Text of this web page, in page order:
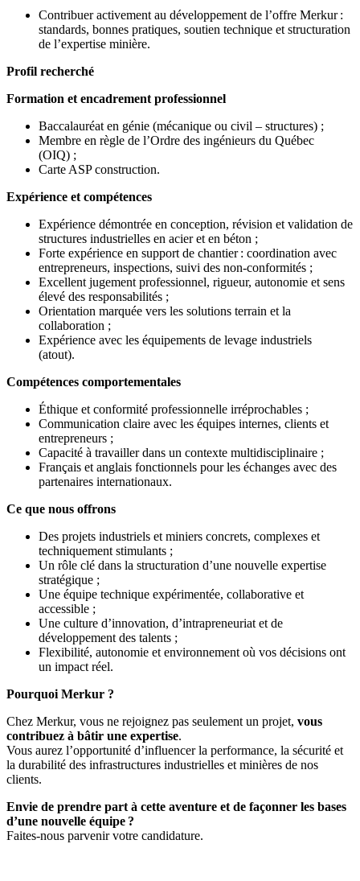
Contribuer activement au développement de l’offre Merkur :
standards, bonnes pratiques, soutien technique et structuration
de l’expertise minière.
Profil recherché
Formation et encadrement professionnel
Baccalauréat en génie (mécanique ou civil – structures) ;
Membre en règle de l’Ordre des ingénieurs du Québec
(OIQ) ;
Carte ASP construction.
Expérience et compétences
Expérience démontrée en conception, révision et validation de
structures industrielles en acier et en béton ;
Forte expérience en support de chantier : coordination avec
entrepreneurs, inspections, suivi des non-conformités ;
Excellent jugement professionnel, rigueur, autonomie et sens
élevé des responsabilités ;
Orientation marquée vers les solutions terrain et la
collaboration ;
Expérience avec les équipements de levage industriels
(atout).
Compétences comportementales
Éthique et conformité professionnelle irréprochables ;
Communication claire avec les équipes internes, clients et
entrepreneurs ;
Capacité à travailler dans un contexte multidisciplinaire ;
Français et anglais fonctionnels pour les échanges avec des
partenaires internationaux.
Ce que nous offrons
Des projets industriels et miniers concrets, complexes et
techniquement stimulants ;
Un rôle clé dans la structuration d’une nouvelle expertise
stratégique ;
Une équipe technique expérimentée, collaborative et
accessible ;
Une culture d’innovation, d’intrapreneuriat et de
développement des talents ;
Flexibilité, autonomie et environnement où vos décisions ont
un impact réel.
Pourquoi Merkur ?
Chez Merkur, vous ne rejoignez pas seulement un projet, vous
contribuez à bâtir une expertise.
Vous aurez l’opportunité d’influencer la performance, la sécurité et
la durabilité des infrastructures industrielles et minières de nos
clients.
Envie de prendre part à cette aventure et de façonner les bases
d’une nouvelle équipe ?
Faites-nous parvenir votre candidature.